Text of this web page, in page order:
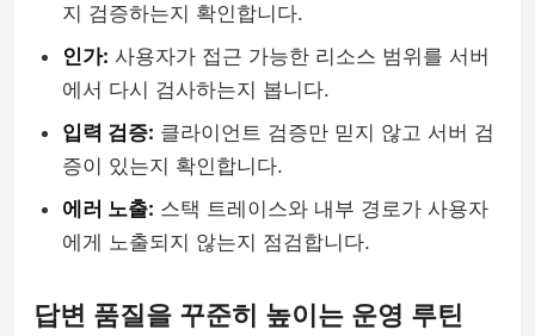
지 검증하는지 확인합니다.
인가: 사용자가 접근 가능한 리소스 범위를 서버
에서 다시 검사하는지 봅니다.
입력 검증: 클라이언트 검증만 믿지 않고 서버 검
증이 있는지 확인합니다.
에러 노출: 스택 트레이스와 내부 경로가 사용자
에게 노출되지 않는지 점검합니다.
답변 품질을 꾸준히 높이는 운영 루틴